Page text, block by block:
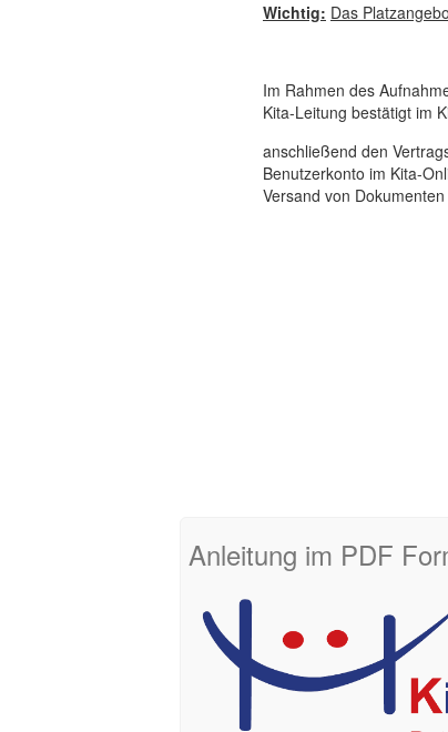
Wichtig: Das
Im Rahmen des
Kita-Leitung bestätigt im
anschließend den
Benutzerkonto im Kita-
Versand von
Anleitung im PDF